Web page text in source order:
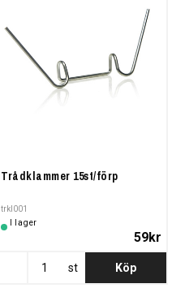
Trådklammer 15st/förp
trkl001
I lager
59kr
st Köp